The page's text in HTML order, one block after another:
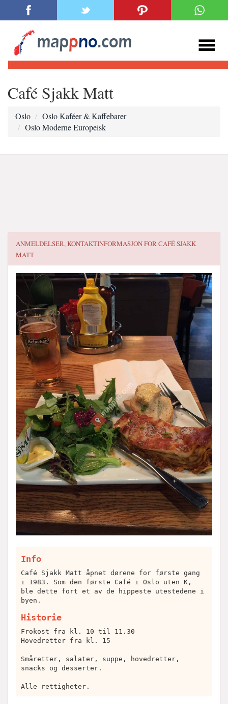
Café Sjakk Matt
Oslo
Oslo Kaféer & Kaffebarer
Oslo Moderne Europeisk
ANMELDELSER, KONTAKTINFORMASJON FORCAFÉ SJAKK
MATT
Info
Café Sjakk Matt åpnet dørene for første gang
i 1983. Som den første Café i Oslo uten K,
ble dette fort et av de hippeste utestedene i
byen.
Historie
Frokost fra kl. 10 til 11.30
Hovedretter fra kl. 15
Småretter, salater, suppe, hovedretter,
snacks og desserter.
Alle rettigheter.